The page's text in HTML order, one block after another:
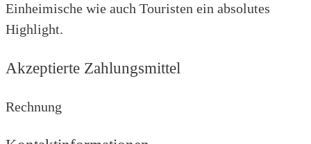
Einheimische wie auch Touristen ein absolutes
Highlight.
Akzeptierte Zahlungsmittel
Rechnung